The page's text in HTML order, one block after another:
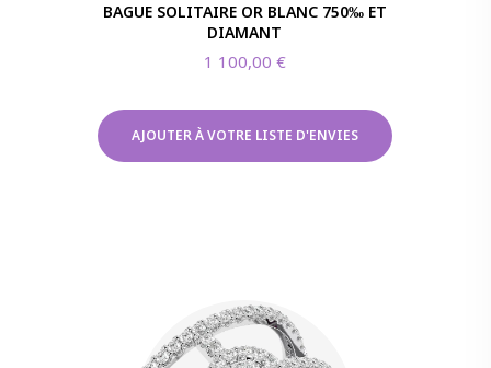
BAGUE SOLITAIRE OR BLANC 750‰ ET
DIAMANT
1 100,00 €
AJOUTER À VOTRE LISTE D'ENVIES